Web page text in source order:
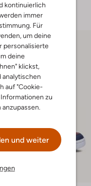
kontinuierlich
immer
Für
um deine
personalisierte
deine
klickst,
analytischen
auf "Cookie-
zu
und weiter
Letzter Artikel